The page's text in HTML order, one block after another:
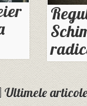
Ultimele articole